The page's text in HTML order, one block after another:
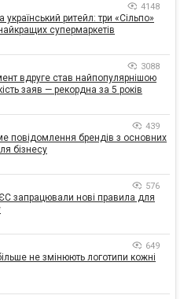
4148
ритейл: три «Сільпо»
супермаркетів
3088
вдруге став найпопулярнішою
заяв — рекордна за 5 років
439
повідомлення брендів з основних
бізнесу
576
запрацювали нові правила для
649
не змінюють логотипи кожні